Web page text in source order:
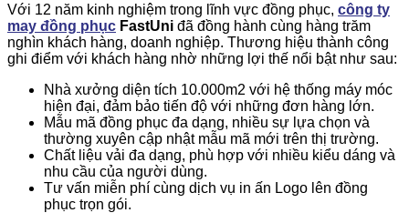
Với 12 năm kinh nghiệm trong lĩnh vực đồng phục, công ty
may đồng phục FastUni đã đồng hành cùng hàng trăm
nghìn khách hàng, doanh nghiệp. Thương hiệu thành công
ghi điểm với khách hàng nhờ những lợi thế nổi bật như sau:
Nhà xưởng diện tích 10.000m2 với hệ thống máy móc
hiện đại, đảm bảo tiến độ với những đơn hàng lớn.
Mẫu mã đồng phục đa dạng, nhiều sự lựa chọn và
thường xuyên cập nhật mẫu mã mới trên thị trường.
Chất liệu vải đa dạng, phù hợp với nhiều kiểu dáng và
nhu cầu của người dùng.
Tư vấn miễn phí cùng dịch vụ in ấn Logo lên đồng
phục trọn gói.